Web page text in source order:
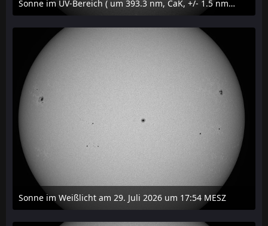
Sonne im UV-Bereich ( um 393.3 nm, CaK, +/- 1.5 nm) am 29. Juli 2026 um 17:59 MESZ
31. Juli 2026 um 20:03
Sonne im Weißlicht am 29. Juli 2026 um 17:54 MESZ
31. Juli 2026 um 20:03